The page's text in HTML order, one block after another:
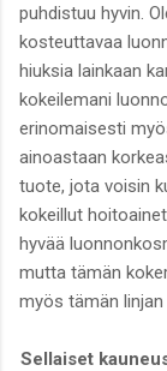
puhdistuu hyvin.
kosteuttavaa
hiuksia lainkaan
kokeilemani
erinomaisesti
ainoastaan
tuote, jota voisin
kokeillut
hyvää
mutta tämän
myös tämän
Sellaiset